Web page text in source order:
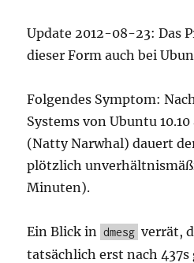
Update 2012-08-23: Das
dieser Form auch bei
Folgendes Symptom:
Systems von Ubuntu
(Natty Narwhal) dauert
plötzlich
Minuten).
Ein Blick in dmesg verrät,
tatsächlich erst nach